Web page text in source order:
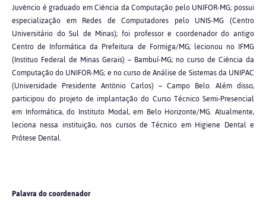
Juvêncio é graduado em Ciência da Computação pelo UNIFOR-MG; possui
especialização em Redes de Computadores pelo UNIS-MG (Centro
Universitário do Sul de Minas); foi professor e coordenador do antigo
Centro de Informática da Prefeitura de Formiga/MG; lecionou no IFMG
(Instituo Federal de Minas Gerais) – Bambuí-MG; no curso de Ciência da
Computação do UNIFOR-MG; e no curso de Análise de Sistemas da UNIPAC
(Universidade Presidente Antônio Carlos) – Campo Belo. Além disso,
participou do projeto de implantação do Curso Técnico Semi-Presencial
em Informática, do Instituto Modal, em Belo Horizonte/MG. Atualmente,
leciona nessa instituição, nos cursos de Técnico em Higiene Dental e
Prótese Dental.
Palavra do coordenador